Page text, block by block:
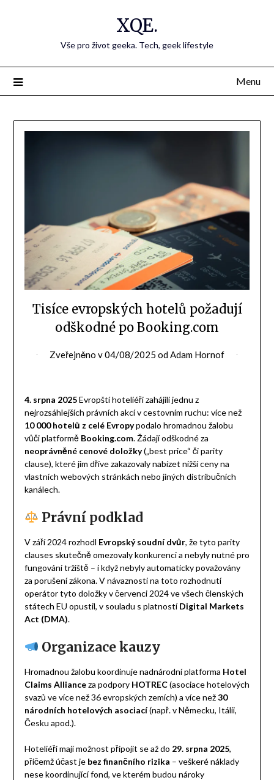
XQE.
Vše pro život geeka. Tech, geek lifestyle
Menu
Tisíce evropských hotelů požadují
odškodné po Booking.com
Zveřejněno v04/08/2025 odAdam Hornof
4. srpna 2025Evropští hoteliéři zahájili jednu z
nejrozsáhlejších právních akcí v cestovním ruchu: více než
10 000 hotelů z celé Evropypodalo hromadnou žalobu
vůči platformě Booking.com. Žádají odškodné za
neoprávněné cenové doložky(„best price“ či parity
clause), které jim dříve zakazovaly nabízet nižší ceny na
vlastních webových stránkách nebo jiných distribučních
kanálech.
Právní podklad
V září 2024 rozhodl Evropský soudní dvůr, že tyto parity
clauses skutečně omezovaly konkurenci a nebyly nutné pro
fungování tržiště – i když nebyly automaticky považovány
za porušení zákona. V návaznosti na toto rozhodnutí
operátor tyto doložky v červenci 2024 ve všech členských
státech EU opustil, v souladu s platnostíDigital Markets
Act (DMA).
Organizace kauzy
Hromadnou žalobu koordinuje nadnárodní platforma Hotel
Claims Allianceza podpory HOTREC(asociace hotelových
svazů ve více než 36 evropských zemích) a více než30
národních hotelových asociací(např. v Německu, Itálii,
Česku apod.).
Hoteliéři mají možnost připojit se až do 29. srpna 2025,
přičemž účast je bez finančního rizika – veškeré náklady
nese koordinující fond, ve kterém budou nároky